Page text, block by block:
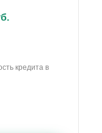
кредита в